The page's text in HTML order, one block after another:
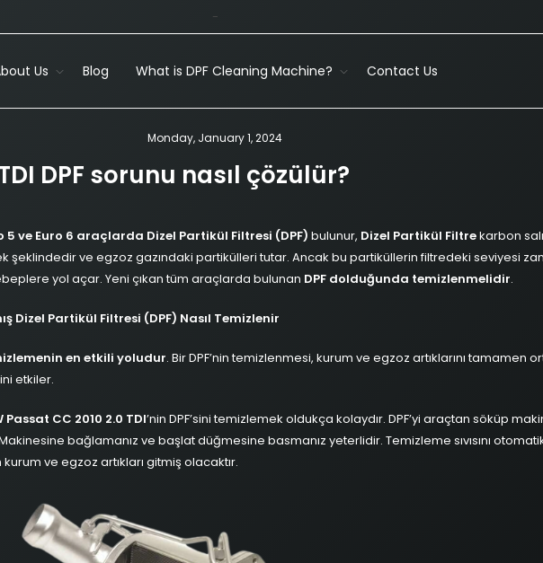
-
Us Blog What is DPF Cleaning Machine? Contact Us
Monday, January 1, 2024
DPF sorunu nasıl çözülür?
5 ve Euro 6 araçlarda Dizel Partikül Filtresi (DPF) bulunur, Dizel Partikül Filtrekarbon
şeklindedir ve egzoz gazındaki partikülleri tutar. Ancak bu partiküllerin filtredeki seviyesi
yol açar. Yeni çıkan tüm araçlarda bulunan DPF dolduğunda temizlenmelidir.
Dizel Partikül Filtresi (DPF) Nasıl Temizlenir
en etkili yoludur. Bir DPF’nin temizlenmesi, kurum ve egzoz artıklarını tamamen
etkiler.
Passat CC 2010 2.0 TDI’nin DPF’sini temizlemek oldukça kolaydır. DPF’yi araçtan söküp
bağlamanız ve başlat düğmesine basmanız yeterlidir. Temizleme sıvısını
ve egzoz artıkları gitmiş olacaktır.